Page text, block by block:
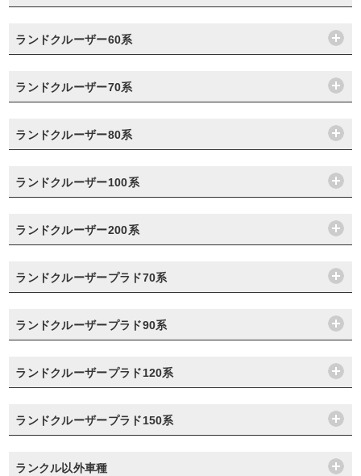
ランドクルーザー60系
ランドクルーザー70系
ランドクルーザー80系
ランドクルーザー100系
ランドクルーザー200系
ランドクルーザープラド70系
ランドクルーザープラド90系
ランドクルーザープラド120系
ランドクルーザープラド150系
ランクル以外車種